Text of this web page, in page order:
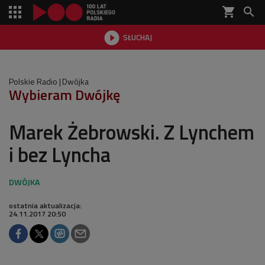
shopping_cart 
 SŁUCHAJ

Polskie Radio Dwójka
Wybieram Dwójkę
Marek Żebrowski. Z Lynchem
i bez Lyncha
ostatnia aktualizacja:
24.11.2017 20:50